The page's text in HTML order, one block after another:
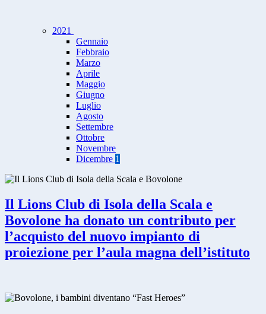
2021
Gennaio
Febbraio
Marzo
Aprile
Maggio
Giugno
Luglio
Agosto
Settembre
Ottobre
Novembre
Dicembre 1
Il Lions Club di Isola della Scala e
Bovolone ha donato un contributo per
l’acquisto del nuovo impianto di
proiezione per l’aula magna dell’istituto